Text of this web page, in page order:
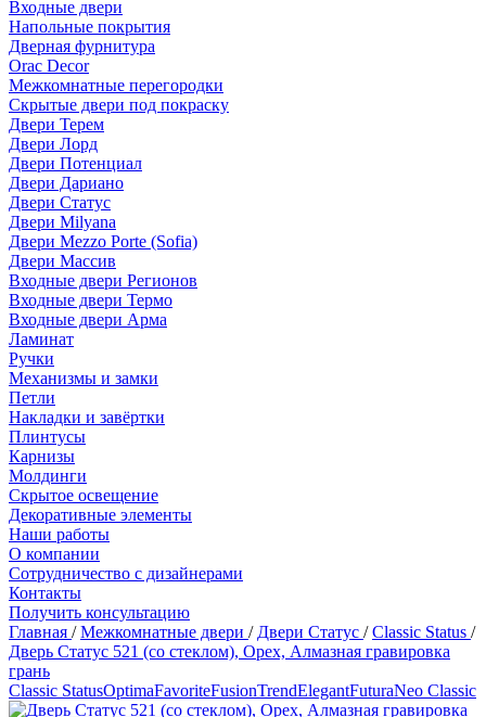
Входные двери
Напольные покрытия
Дверная фурнитура
Orac Decor
Межкомнатные перегородки
Скрытые двери под покраскy
Двери Терем
Двери Лорд
Двери Потенциал
Двери Дариано
Двери Статус
Двери Milyana
Двери Mezzo Porte (Sofia)
Двери Массив
Входные двери Регионов
Входные двери Термо
Входные двери Арма
Ламинат
Ручки
Механизмы и замки
Петли
Накладки и завёртки
Плинтусы
Карнизы
Молдинги
Скрытое освещение
Декоративные элементы
Наши работы
О компании
Сотрудничество с дизайнерами
Контакты
Получить консультацию
Главная /Межкомнатные двери / Двери Статус /Classic Status /
Дверь Статус 521 (со стеклом), Орех, Алмазная гравировка
грань
Classic StatusOptimaFavoriteFusionTrendElegantFuturaNeo Classic